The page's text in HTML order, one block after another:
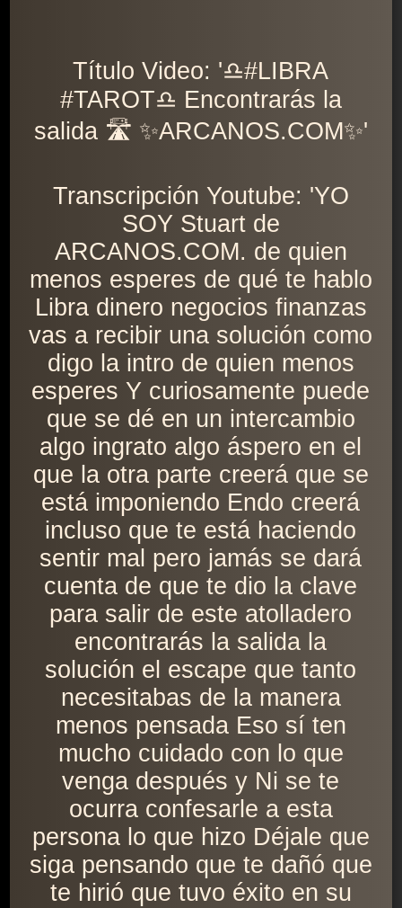
Título Video: '♎️#LIBRA
#TAROT♎️ Encontrarás la
salida 🛣️ ✨ARCANOS.COM✨'
Transcripción Youtube: 'YO
SOY Stuart de
ARCANOS.COM. de quien
menos esperes de qué te hablo
Libra dinero negocios finanzas
vas a recibir una solución como
digo la intro de quien menos
esperes Y curiosamente puede
que se dé en un intercambio
algo ingrato algo áspero en el
que la otra parte creerá que se
está imponiendo Endo creerá
incluso que te está haciendo
sentir mal pero jamás se dará
cuenta de que te dio la clave
para salir de este atolladero
encontrarás la salida la
solución el escape que tanto
necesitabas de la manera
menos pensada Eso sí ten
mucho cuidado con lo que
venga después y Ni se te
ocurra confesarle a esta
persona lo que hizo Déjale que
siga pensando que te dañó que
te hirió que tuvo éxito en su